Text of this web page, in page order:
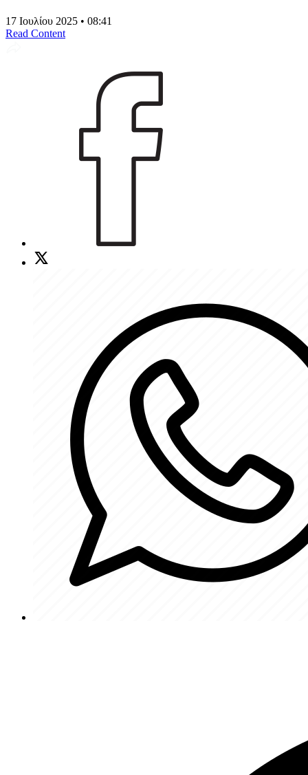
17 Ιουλίου 2025 • 08:41
Read Content